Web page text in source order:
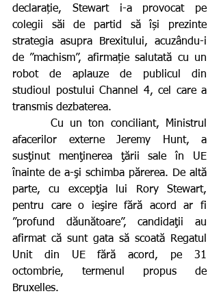
declarație, Stewart i-a provocat pe
colegii săi de partid să își prezinte
strategia asupra Brexitului, acuzându-i
de ”machism”, afirmație salutată cu un
robot de aplauze de publicul din
studioul postului Channel 4, cel care a
transmis dezbaterea.
afacerilor externe Jeremy Hunt, a
susţinut menţinerea ţării sale în UE
înainte de a-şi schimba părerea. De altă
parte, cu excepţia lui Rory Stewart,
pentru care o ieşire fără acord ar fi
”profund dăunătoare”, candidaţii au
afirmat că sunt gata să scoată Regatul
Unit din UE fără acord, pe 31
octombrie, termenul propus de
Bruxelles.